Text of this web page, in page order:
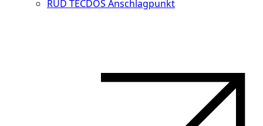
RUD TECDOS Anschlagpunkt